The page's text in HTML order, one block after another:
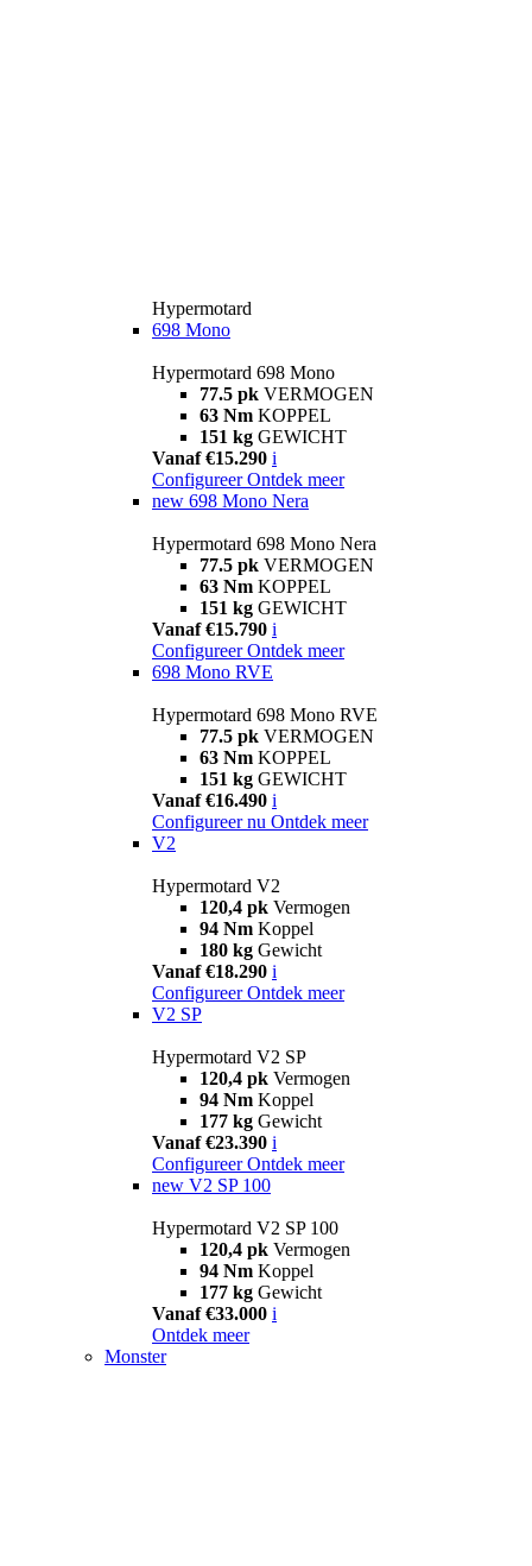
Hypermotard
698 Mono
Hypermotard 698 Mono
77.5 pk VERMOGEN
63 Nm KOPPEL
151 kg GEWICHT
Vanaf €15.290 i
Configureer Ontdek meer
new 698 Mono Nera
Hypermotard 698 Mono Nera
77.5 pk VERMOGEN
63 Nm KOPPEL
151 kg GEWICHT
Vanaf €15.790 i
Configureer Ontdek meer
698 Mono RVE
Hypermotard 698 Mono RVE
77.5 pk VERMOGEN
63 Nm KOPPEL
151 kg GEWICHT
Vanaf €16.490 i
Configureer nu Ontdek meer
V2
Hypermotard V2
120,4 pk Vermogen
94 Nm Koppel
180 kg Gewicht
Vanaf €18.290 i
Configureer Ontdek meer
V2 SP
Hypermotard V2 SP
120,4 pk Vermogen
94 Nm Koppel
177 kg Gewicht
Vanaf €23.390 i
Configureer Ontdek meer
new V2 SP 100
Hypermotard V2 SP 100
120,4 pk Vermogen
94 Nm Koppel
177 kg Gewicht
Vanaf €33.000 i
Ontdek meer
Monster